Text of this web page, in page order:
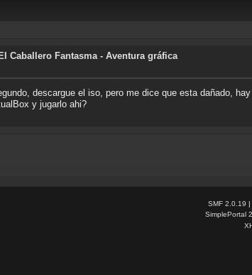
Caballero Fantasma - Aventura gráfica
descargue el iso, pero me dice que esta dañado,
y jugarlo ahi?
SMF 2.0.19 |
SimplePortal